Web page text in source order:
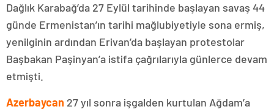
Dağlık Karabağ’da 27 Eylül tarihinde başlayan savaş 44
günde Ermenistan’ın tarihi mağlubiyetiyle sona ermiş,
yenilginin ardından Erivan’da başlayan protestolar
Başbakan Paşinyan’a istifa çağrılarıyla günlerce devam
etmişti.
Azerbaycan 27 yıl sonra işgalden kurtulan Ağdam’a